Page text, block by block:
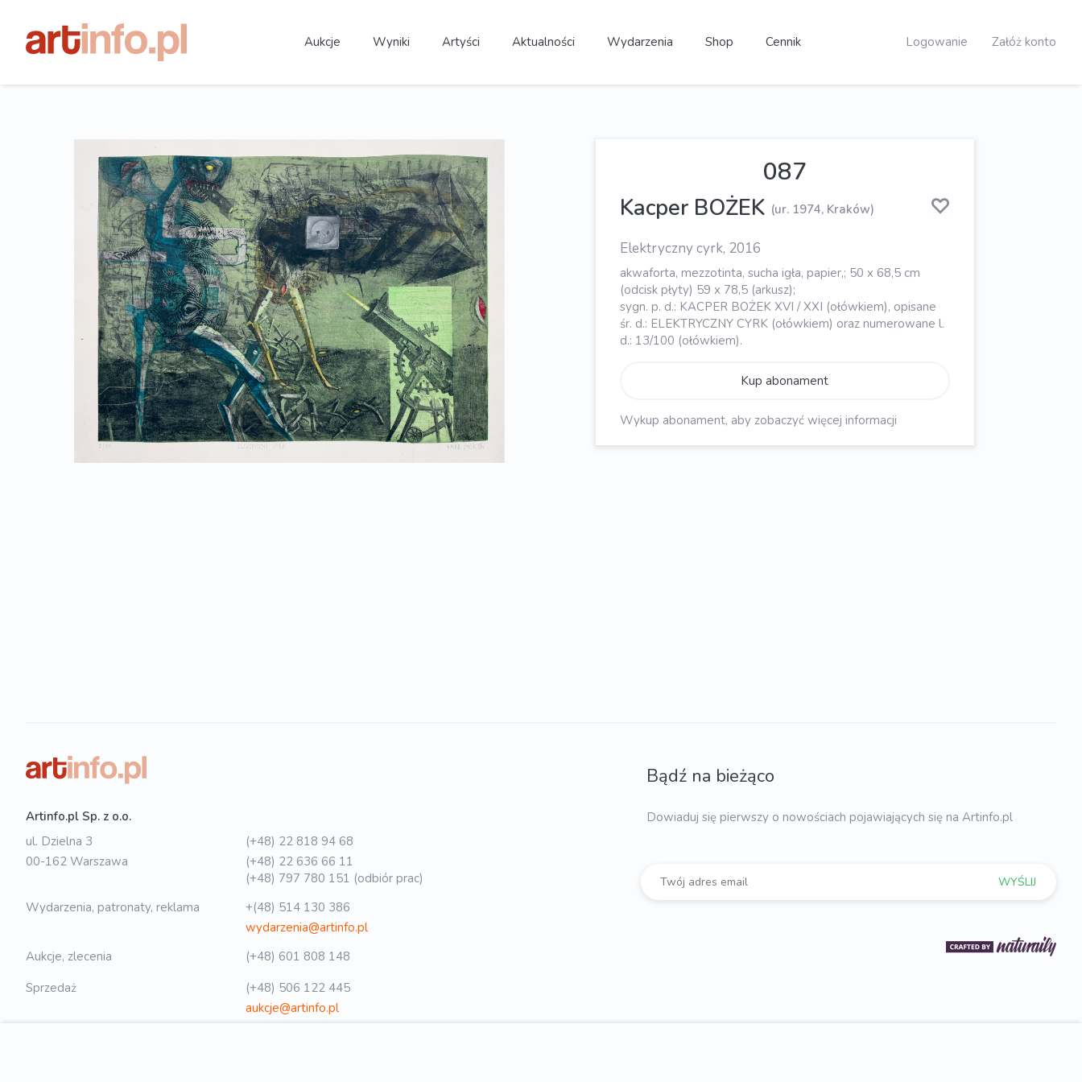
Aukcje Wyniki Artyści Aktualności Wydarzenia Shop Cennik Logowanie Załóż konto
087
Kacper BOŻEK (ur. 1974, Kraków)
Elektryczny cyrk, 2016
akwaforta, mezzotinta, sucha igła, papier,; 50 x 68,5 cm
(odcisk płyty) 59 x 78,5 (arkusz);
sygn. p. d.: KACPER BOŻEK XVI / XXI (ołówkiem), opisane
śr. d.: ELEKTRYCZNY CYRK (ołówkiem) oraz numerowane l.
d.: 13/100 (ołówkiem).
Kup abonament
Wykup abonament, aby zobaczyć więcej informacji
Artinfo.pl Sp. z o.o.
ul. Dzielna 3
00-162 Warszawa
(+48) 22 818 94 68
(+48) 22 636 66 11
(+48) 797 780 151 (odbiór prac)
Wydarzenia, patronaty, reklama
+(48) 514 130 386
wydarzenia@artinfo.pl
Aukcje, zlecenia
(+48) 601 808 148
Sprzedaż
(+48) 506 122 445
aukcje@artinfo.pl
Bądź na bieżąco
Dowiaduj się pierwszy o nowościach pojawiających się na Artinfo.pl
WYŚLIJ